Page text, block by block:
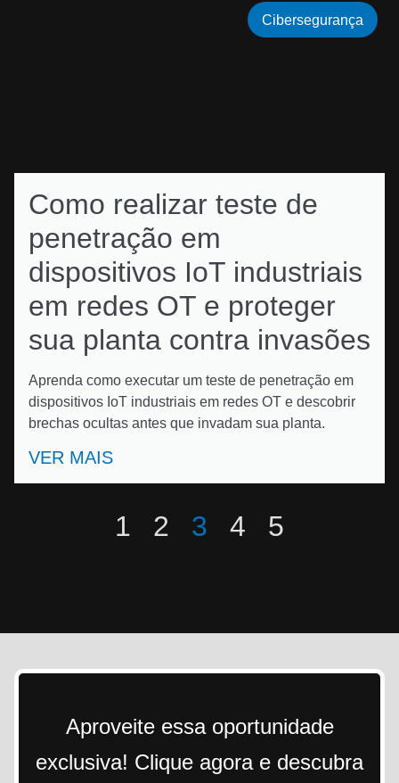
Como realizar teste de
penetração em
dispositivos IoT industriais
em redes OT e proteger
sua planta contra invasões
Aprenda como executar um teste de penetração em
dispositivos IoT industriais em redes OT e descobrir
brechas ocultas antes que invadam sua planta.
VER MAIS
Cibersegurança
1 2 3 4 5
Aproveite essa oportunidade
exclusiva! Clique agora e descubra